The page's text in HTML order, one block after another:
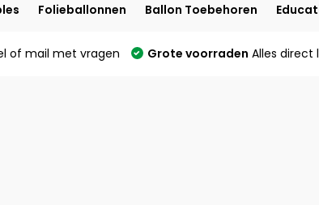
Folieballonnen Ballon Toebehoren
of mail met vragen Grote voorraden Alles direct